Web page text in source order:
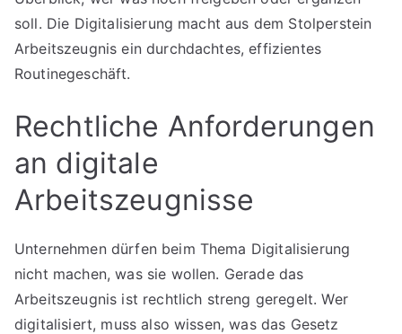
soll. Die Digitalisierung macht aus dem Stolperstein
Arbeitszeugnis ein durchdachtes, effizientes
Routinegeschäft.
Rechtliche Anforderungen
an digitale
Arbeitszeugnisse
Unternehmen dürfen beim Thema Digitalisierung
nicht machen, was sie wollen. Gerade das
Arbeitszeugnis ist rechtlich streng geregelt. Wer
digitalisiert, muss also wissen, was das Gesetz